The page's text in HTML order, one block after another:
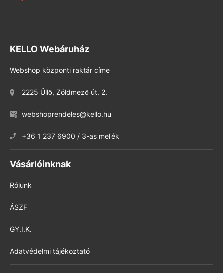
KELLO Webáruház
Webshop központi raktár címe
2225 Üllő, Zöldmező út. 2.
webshoprendeles@kello.hu
+36 1 237 6900 / 3-as mellék
Vásárlóinknak
Rólunk
ÁSZF
GY.I.K.
Adatvédelmi tájékoztató